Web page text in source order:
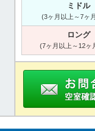
ミドル
(3ヶ月以上～7ヶ
ロング
(7ヶ月以上～12ヶ